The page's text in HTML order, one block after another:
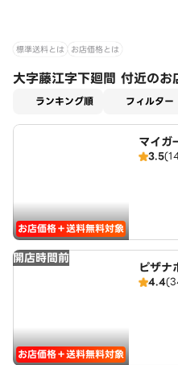
標準送料とは お店価格とは
大字藤江字下廻間 付近のお
ランキング順 フィルター
お店価格＋送料無料対象
マイガ
3.5
開店時間前
お店価格＋送料無料対象
ピザ
4.4